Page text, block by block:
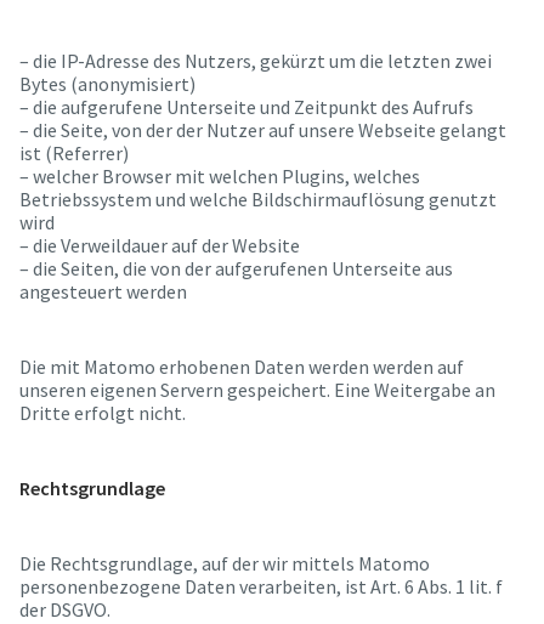
– die IP-Adresse des Nutzers, gekürzt um die letzten zwei
Bytes (anonymisiert)
– die aufgerufene Unterseite und Zeitpunkt des Aufrufs
– die Seite, von der der Nutzer auf unsere Webseite gelangt
ist (Referrer)
– welcher Browser mit welchen Plugins, welches
Betriebssystem und welche Bildschirmauflösung genutzt
wird
– die Verweildauer auf der Website
– die Seiten, die von der aufgerufenen Unterseite aus
angesteuert werden
Die mit Matomo erhobenen Daten werden werden auf
unseren eigenen Servern gespeichert. Eine Weitergabe an
Dritte erfolgt nicht.
Rechtsgrundlage
Die Rechtsgrundlage, auf der wir mittels Matomo
personenbezogene Daten verarbeiten, ist Art. 6 Abs. 1 lit. f
der DSGVO.